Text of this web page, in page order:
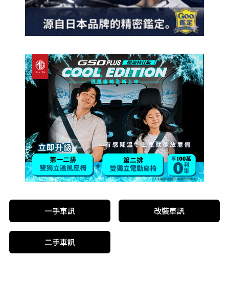
一手車訊 改裝車訊
二手車訊